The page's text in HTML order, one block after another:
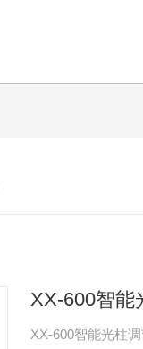
XX-600智能
XX-600智能光柱